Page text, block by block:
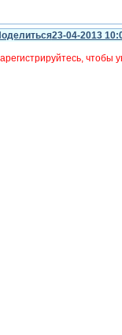
23-04-2013
чтобы